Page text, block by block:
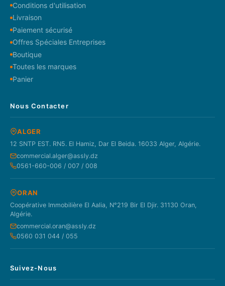
Conditions d'utilisation
Livraison
Paiement sécurisé
Offres Spéciales Entreprises
Boutique
Toutes les marques
Panier
Nous Contacter
ALGER
12 SNTP EST. RN5. El Hamiz, Dar El Beida. 16033 Alger, Algérie.
commercial.alger@assly.dz
0561-660-006 / 007 / 008
ORAN
Coopérative Immobilière El Aalia, N°219 Bir El Djir. 31130 Oran,
Algérie.
commercial.oran@assly.dz
0560 031 044 / 055
Suivez-Nous